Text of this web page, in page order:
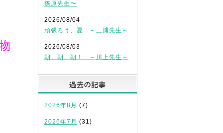
篠原先生〜
2026/08/04
頑張ろう、夏 ～三浦先生～
2026/08/03
朝、朝、朝！ ～川上先生～
2026年8月 (7)
2026年7月 (31)